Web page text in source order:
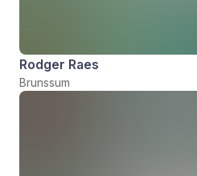
Rodger Raes
Brunssum